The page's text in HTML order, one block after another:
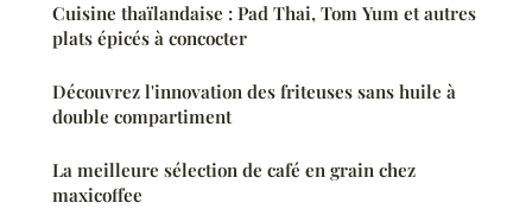
Cuisine thaïlandaise : Pad Thai, Tom Yum et autres
plats épicés à concocter
Découvrez l'innovation des friteuses sans huile à
double compartiment
La meilleure sélection de café en grain chez
maxicoffee